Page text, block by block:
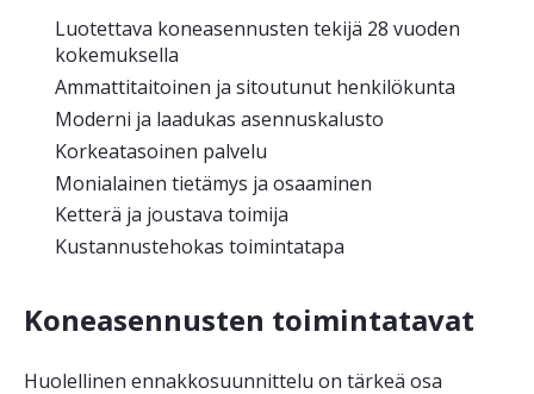
Luotettava koneasennusten tekijä 28 vuoden
kokemuksella
Ammattitaitoinen ja sitoutunut henkilökunta
Moderni ja laadukas asennuskalusto
Korkeatasoinen palvelu
Monialainen tietämys ja osaaminen
Ketterä ja joustava toimija
Kustannustehokas toimintatapa
Koneasennusten toimintatavat
Huolellinen ennakkosuunnittelu on tärkeä osa